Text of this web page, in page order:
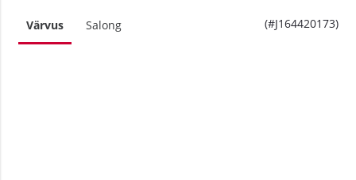
(#J164420173)
Värvus Salong